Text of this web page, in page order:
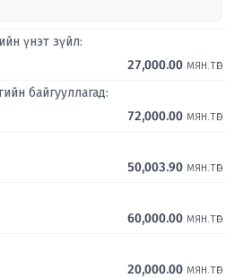
үнэт зүйл:
27,000.00 мян.төг
байгууллагад:
72,000.00 мян.төг
50,003.90 мян.төг
60,000.00 мян.төг
20,000.00 мян.төг